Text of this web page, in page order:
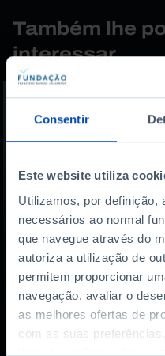
Consentir
Este website utiliza
Utilizamos, por definição,
necessários ao normal
que navegue através do
autoriza a utilização de
permitem proporcionar
navegação, avaliar o
as melhores ofertas de
com as suas
tipos de cookies, clique
Também lhe
interessar